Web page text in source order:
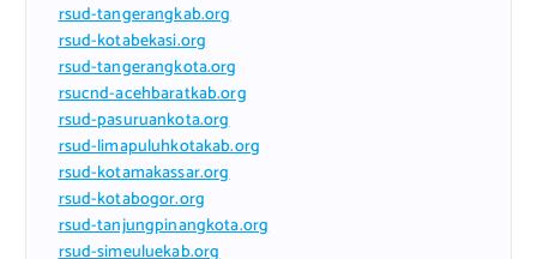
rsud-tangerangkab.org
rsud-kotabekasi.org
rsud-tangerangkota.org
rsucnd-acehbaratkab.org
rsud-pasuruankota.org
rsud-limapuluhkotakab.org
rsud-kotamakassar.org
rsud-kotabogor.org
rsud-tanjungpinangkota.org
rsud-simeuluekab.org